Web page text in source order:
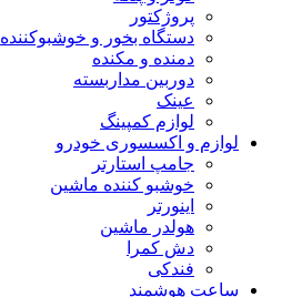
پروژکتور
دستگاه بخور و خوشبوکننده
دمنده و مکنده
دوربین مداربسته
عینک
لوازم کمپینگ
لوازم و اکسسوری خودرو
جامپ استارتر
خوشبو کننده ماشین
اینورتر
هولدر ماشین
دش کمرا
فندکی
ساعت هوشمند